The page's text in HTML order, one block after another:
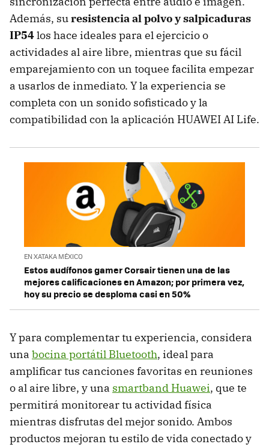
Además, suresistencia al polvo y salpicaduras
IP54los hace ideales para el ejercicio o
actividades al aire libre, mientras que su fácil
emparejamiento con un toquee facilita empezar
a usarlos de inmediato. Y la experiencia se
completa con un sonido sofisticado y la
compatibilidad con la aplicación HUAWEI AI Life.
EN XATAKA MÉXICO
Estos audífonos gamer Corsair tienen una de las
mejores calificaciones en Amazon; por primera vez,
hoy su precio se desploma casi en 50%
Y para complementar tu experiencia, considera
una bocina portátil Bluetooth, ideal para
amplificar tus canciones favoritas en reuniones
o al aire libre, y una smartband Huawei, que te
permitirá monitorear tu actividad física
mientras disfrutas del mejor sonido. Ambos
productos mejoran tu estilo de vida conectado y